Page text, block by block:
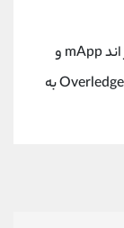
نکته ای جالب این که افراد و موسسات نیز قادر اند mApp و
داده های خود را در Overledger Network Marketplace به